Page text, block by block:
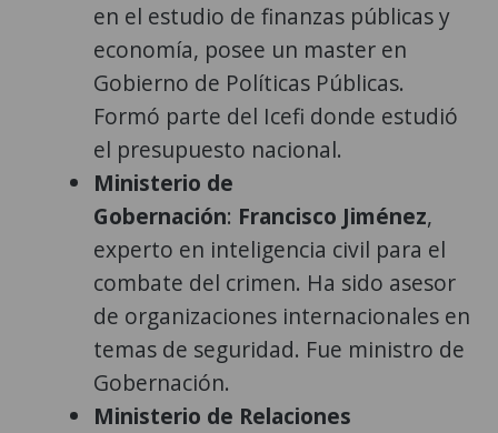
en el estudio de finanzas públicas y
economía, posee un master en
Gobierno de Políticas Públicas.
Formó parte del Icefi donde estudió
el presupuesto nacional.
Ministerio de
Gobernación: Francisco Jiménez,
experto en inteligencia civil para el
combate del crimen. Ha sido asesor
de organizaciones internacionales en
temas de seguridad. Fue ministro de
Gobernación.
Ministerio de Relaciones